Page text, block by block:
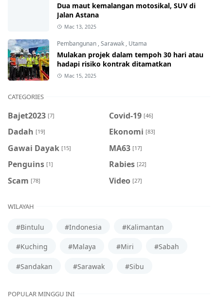
Dua maut kemalangan motosikal, SUV di
Jalan Astana
Mac 13, 2025
Pembangunan ,Sarawak , Utama
Mulakan projek dalam tempoh 30 hari atau
hadapi risiko kontrak ditamatkan
Mac 15, 2025
CATEGORIES
Bajet2023 [7] Covid-19 [46]
Dadah [19] Ekonomi [83]
Gawai Dayak [15] MA63 [17]
Penguins [1] Rabies [22]
Scam [78] Video [27]
WILAYAH
#Bintulu #Indonesia #Kalimantan
#Kuching #Malaya #Miri #Sabah
#Sandakan #Sarawak #Sibu
POPULAR MINGGU INI